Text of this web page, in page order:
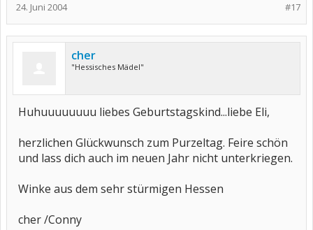
#17
24. Juni 2004
cher
"Hessisches Mädel"
Huhuuuuuuuu liebes Geburtstagskind...liebe Eli,
herzlichen Glückwunsch zum Purzeltag. Feire schön
und lass dich auch im neuen Jahr nicht unterkriegen.
Winke aus dem sehr stürmigen Hessen
cher /Conny